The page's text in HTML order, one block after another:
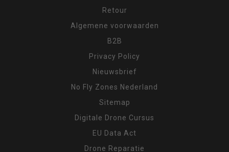
Retour
Algemene voorwaarden
B2B
Privacy Policy
Nieuwsbrief
No Fly Zones Nederland
Sitemap
Digitale Drone Cursus
EU Data Act
Drone Reparatie